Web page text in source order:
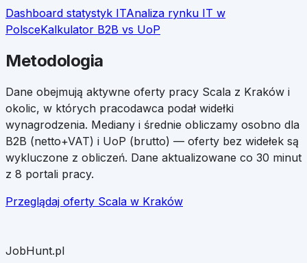
Dashboard statystyk ITAnaliza rynku IT w
PolsceKalkulator B2B vs UoP
Metodologia
Dane obejmują aktywne oferty pracy Scala z Kraków i
okolic, w których pracodawca podał widełki
wynagrodzenia. Mediany i średnie obliczamy osobno dla
B2B (netto+VAT) i UoP (brutto) — oferty bez widełek są
wykluczone z obliczeń. Dane aktualizowane co 30 minut
z 8 portali pracy.
Przeglądaj oferty Scala w Kraków
JobHunt.pl